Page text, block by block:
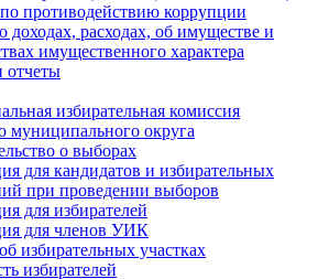
противодействию коррупции
доходах, расходах, об имуществе и
имущественного характера
отчеты
избирательная комиссия
муниципального округа
о выборах
для кандидатов и избирательных
при проведении выборов
для избирателей
для членов УИК
избирательных участках
избирателей